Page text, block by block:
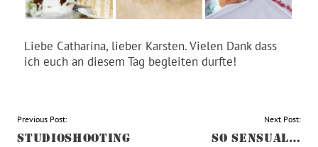
Liebe Catharina, lieber Karsten. Vielen Dank dass
ich euch an diesem Tag begleiten durfte!
BEITRAGSNAVIGATION
Previous Post:
STUDIOSHOOTING
Next Post:
SO SENSUAL…